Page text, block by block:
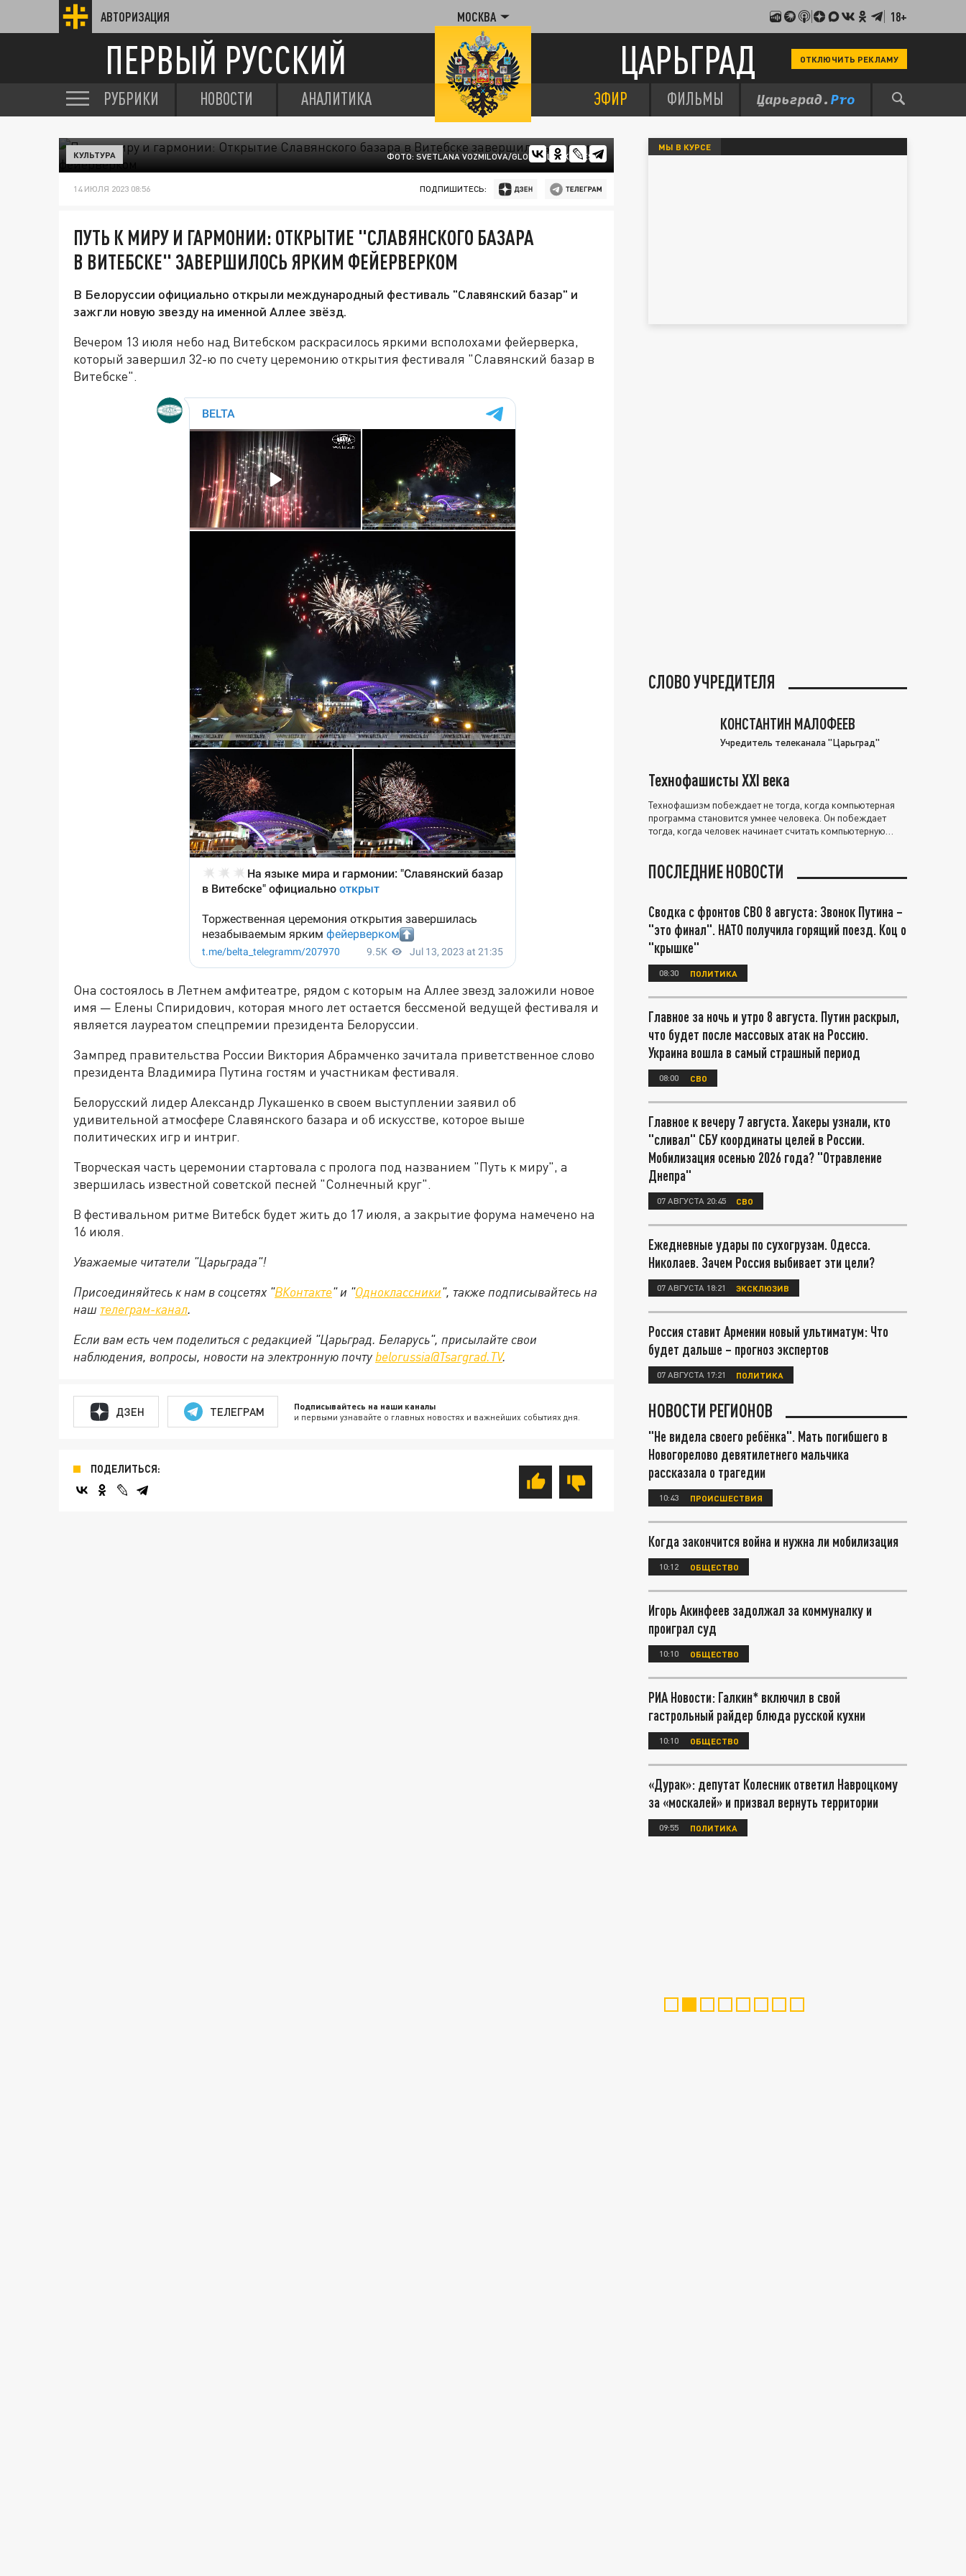
АВТОРИЗАЦИЯ МОСКВА 18+
ПЕРВЫЙ РУССКИЙ ЦАРЬГРАД ОТКЛЮЧИТЬ РЕКЛАМУ
РУБРИКИ НОВОСТИ АНАЛИТИКА ЭФИР ФИЛЬМЫ
ФОТО: SVETLANA VOZMILOVA/GLOBAL LOOK PRESS
КУЛЬТУРА
14 ИЮЛЯ 2023 08:56 ПОДПИШИТЕСЬ:
ПУТЬ К МИРУ И ГАРМОНИИ: ОТКРЫТИЕ "СЛАВЯНСКОГО БАЗАРА
В ВИТЕБСКЕ" ЗАВЕРШИЛОСЬ ЯРКИМ ФЕЙЕРВЕРКОМ
В Белоруссии официально открыли международный фестиваль "Славянский базар" и
зажгли новую звезду на именной Аллее звёзд.
Вечером 13 июля небо над Витебском раскрасилось яркими всполохами фейерверка,
который завершил 32-ю по счету церемонию открытия фестиваля "Славянский базар в
Витебске".
Она состоялось в Летнем амфитеатре, рядом с которым на Аллее звезд заложили новое
имя — Елены Спиридович, которая много лет остается бессменой ведущей фестиваля и
является лауреатом спецпремии президента Белоруссии.
Зампред правительства России Виктория Абрамченко зачитала приветственное слово
президента Владимира Путина гостям и участникам фестиваля.
Белорусский лидер Александр Лукашенко в своем выступлении заявил об
удивительной атмосфере Славянского базара и об искусстве, которое выше
политических игр и интриг.
Творческая часть церемонии стартовала с пролога под названием "Путь к миру", а
звершилась известной советской песней "Солнечный круг".
В фестивальном ритме Витебск будет жить до 17 июля, а закрытие форума намечено на
16 июля.
Уважаемые читатели "Царьграда"!
Присоединяйтесь к нам в соцсетях "ВКонтакте" и "Одноклассники", также подписывайтесь на
наш телеграм-канал.
Если вам есть чем поделиться с редакцией "Царьград. Беларусь", присылайте свои
наблюдения, вопросы, новости на электронную почту belorussia@Tsargrad.TV.
ДЗЕН ТЕЛЕГРАМ Подписывайтесь на наши каналы
и первыми узнавайте о главных новостях и важнейших событиях дня.
ПОДЕЛИТЬСЯ:
МЫ В КУРСЕ
СЛОВО УЧРЕДИТЕЛЯ
КОНСТАНТИН МАЛОФЕЕВ
Учредитель телеканала "Царьград"
Технофашисты XXI века
Технофашизм побеждает не тогда, когда компьютерная
программа становится умнее человека. Он побеждает
тогда, когда человек начинает считать компьютерную
ПОСЛЕДНИЕ НОВОСТИ
Сводка с фронтов СВО 8 августа: Звонок Путина –
"это финал". НАТО получила горящий поезд. Коц о
"крышке"
08:30 ПОЛИТИКА
Главное за ночь и утро 8 августа. Путин раскрыл,
что будет после массовых атак на Россию.
Украина вошла в самый страшный период
08:00 СВО
Главное к вечеру 7 августа. Хакеры узнали, кто
"сливал" СБУ координаты целей в России.
Мобилизация осенью 2026 года? "Отравление
Днепра"
07 АВГУСТА 20:45 СВО
Ежедневные удары по сухогрузам. Одесса.
Николаев. Зачем Россия выбивает эти цели?
07 АВГУСТА 18:21 ЭКСКЛЮЗИВ
Россия ставит Армении новый ультиматум: Что
будет дальше – прогноз экспертов
07 АВГУСТА 17:21 ПОЛИТИКА
НОВОСТИ РЕГИОНОВ
"Не видела своего ребёнка". Мать погибшего в
Новогорелово девятилетнего мальчика
рассказала о трагедии
10:43 ПРОИСШЕСТВИЯ
Когда закончится война и нужна ли мобилизация
10:12 ОБЩЕСТВО
Игорь Акинфеев задолжал за коммуналку и
проиграл суд
10:10 ОБЩЕСТВО
РИА Новости: Галкин* включил в свой
гастрольный райдер блюда русской кухни
10:10 ОБЩЕСТВО
«Дурак»: депутат Колесник ответил Навроцкому
за «москалей» и призвал вернуть территории
09:55 ПОЛИТИКА